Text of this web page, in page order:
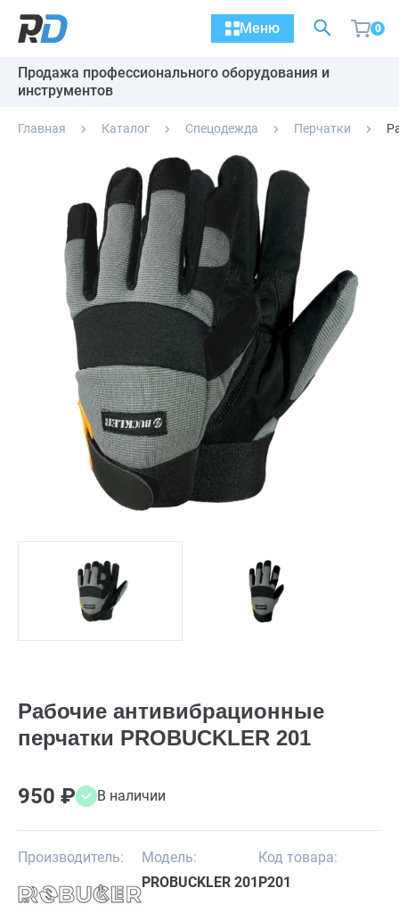
Меню 0
Продажа профессионального оборудования и
инструментов
Главная Каталог Спецодежда Перчатки
Рабочие антивибрационные
перчатки PROBUCKLER 201
950 ₽ В наличии
Производитель:
Модель:
PROBUCKLER 201
Код товара:
P201